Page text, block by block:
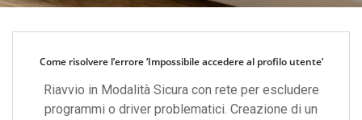
Come risolvere l’errore ‘Impossibile accedere al profilo utente’
Riavvio in Modalità Sicura con rete per escludere
programmi o driver problematici. Creazione di un